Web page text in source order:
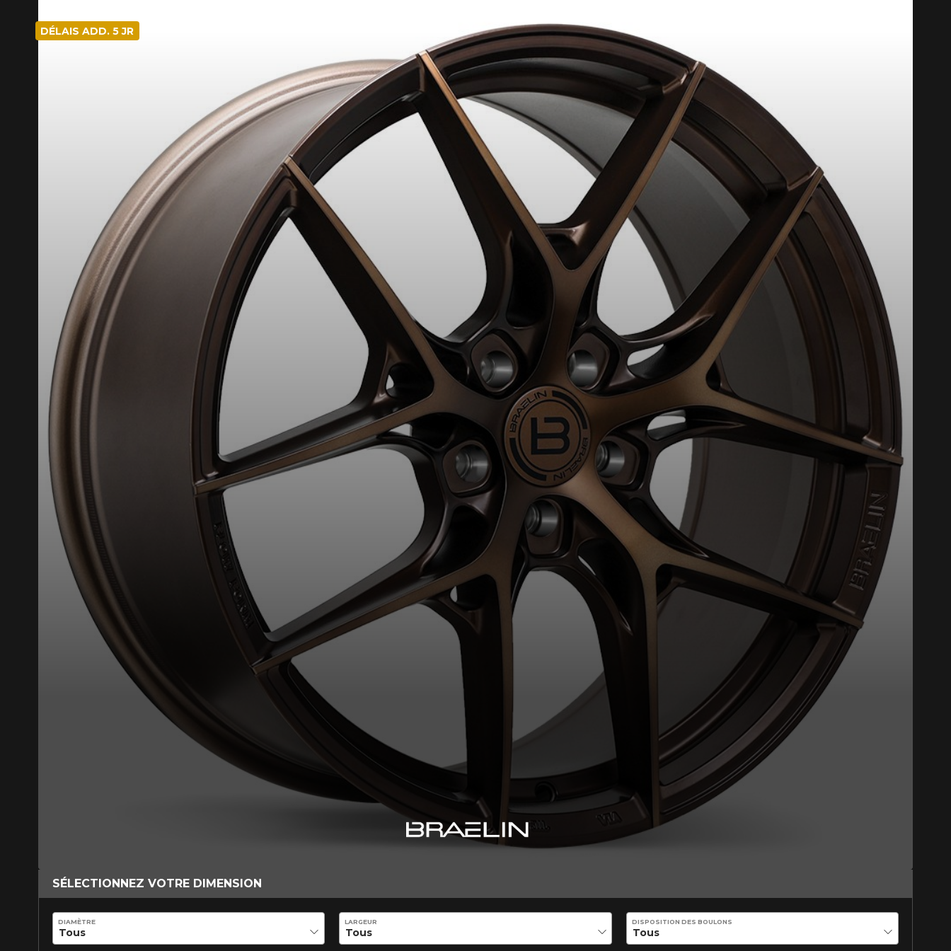
DÉLAIS ADD. 5 JR
SÉLECTIONNEZ VOTRE DIMENSION
DIAMÈTRE LARGEUR DISPOSITION DES BOULONS
APPLICABLE SUR TOUT ACHAT DE 4 PNEUS DE MARQUE KUMHO* PLUS D'INFO